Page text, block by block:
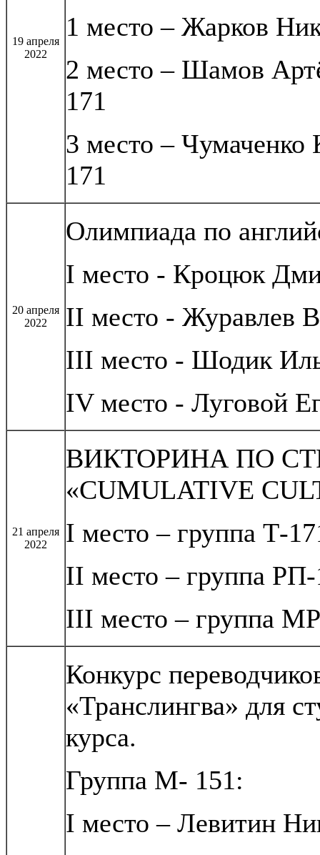
19 апреля
2022
1 место – Жарков
2 место – Шамов
171
3 место – Чумаченко
171
20 апреля
2022
Олимпиада по
I место - Кроцюк
II место - Журавлев
III место - Шодик
IV место - Луговой
21 апреля
2022
ВИКТОРИНА ПО
«CUMULATIVE
I место – группа Т-
II место – группа
III место – группа
Конкурс
«Транслингва» для
курса.
Группа М- 151:
I место – Левитин